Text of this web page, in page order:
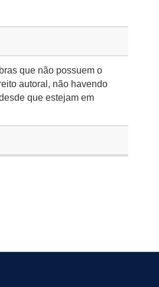
que não possuem o
autoral, não havendo
que estejam em